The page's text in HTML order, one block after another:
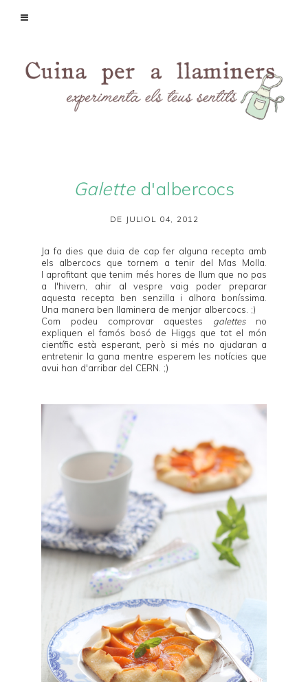
Galetted'albercocs
DE JULIOL 04, 2012
Ja fa dies que duia de cap fer alguna recepta amb
els albercocs que tornem a tenir del Mas Molla
I aprofitant que tenim més hores de llum que no pas
a l'hivern, ahir al vespre vaig poder preparar
aquesta recepta ben senzilla i alhora boníssima.
Una manera ben llaminera de menjar albercocs. ;)
Com podeu comprovar aquestes galettesno
expliquen el famós bosó de Higgs que tot el món
científic està esperant, però si més no ajudaran a
entretenir la gana mentre esperem les notícies que
avui han d'arribar del CERN . ;)